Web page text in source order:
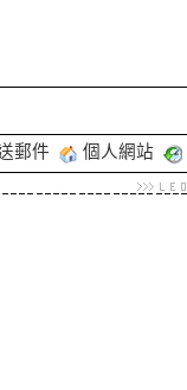
郵件 個人網站